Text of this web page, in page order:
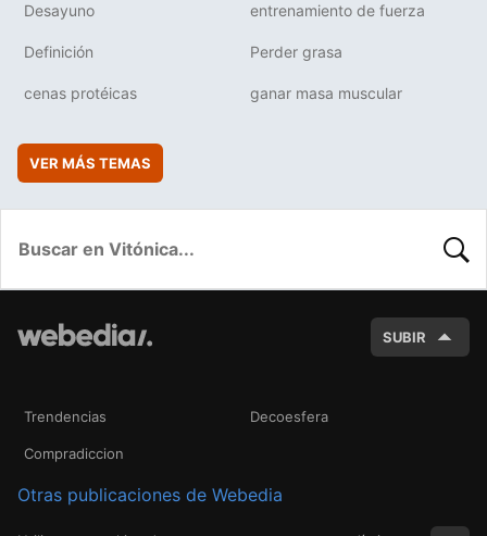
Desayuno entrenamiento de fuerza
Definición Perder grasa
cenas protéicas ganar masa muscular
VER MÁS TEMAS
SUBIR
Trendencias Decoesfera
Compradiccion
Otras publicaciones de Webedia